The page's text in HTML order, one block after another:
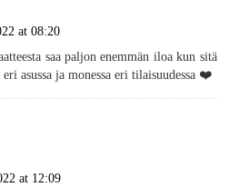
at 08:20
saa paljon enemmän iloa kun sitä
asussa ja monessa eri tilaisuudessa ❤️
at 12:09